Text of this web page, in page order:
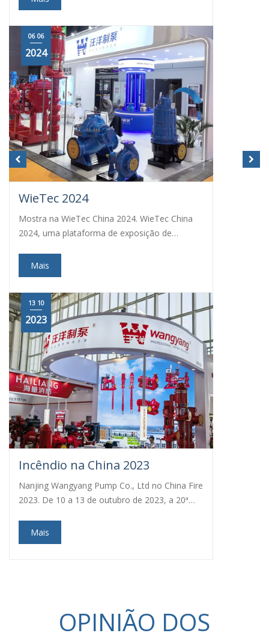
WieTec 2024
Mostra na WieTec China 2024. WieTec China
2024, uma plataforma de exposição de
Mais
06 06
2024
Incêndio na China 2023
Nanjing Wangyang Pump Co., Ltd no China Fire
2023. De 10 a 13 de outubro de 2023, a 20ª
Tecnologia de Equipamentos de Incêndio da
China, ou seja, China Fire 2023, foi realizada
Mais
13 10
2023
OPINIÃO DOS